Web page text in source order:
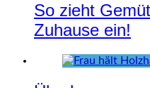
So zieht
Zuhause ein!